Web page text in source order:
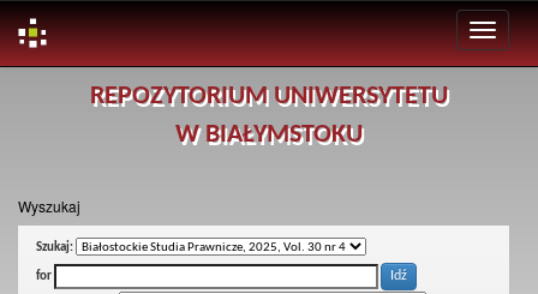
REPOZYTORIUM UNIWERSYTETU
W BIAŁYMSTOKU
Wyszukaj
Szukaj:
for